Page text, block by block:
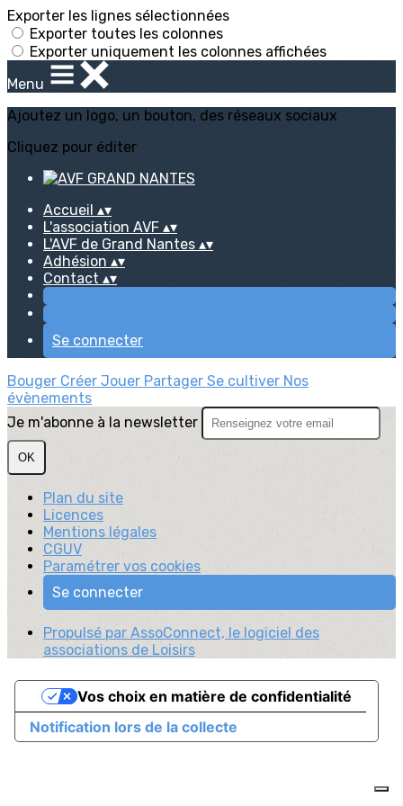
Exporter les lignes sélectionnées
Exporter toutes les colonnes
Exporter uniquement les colonnes affichées
Menu
Ajoutez un logo, un bouton, des réseaux sociaux
Cliquez pour éditer
Accueil ▴▾
L'association AVF ▴▾
L'AVF de Grand Nantes ▴▾
Adhésion ▴▾
Contact ▴▾
Se connecter
Bouger Créer Jouer Partager Se cultiver Nos
évènements
Je m'abonne à la newsletter
OK
Plan du site
Licences
Mentions légales
CGUV
Paramétrer vos cookies
Se connecter
Propulsé par AssoConnect, le logiciel des
associations de Loisirs
Notification lors de la collecte
Vos choix en matière de confidentialité